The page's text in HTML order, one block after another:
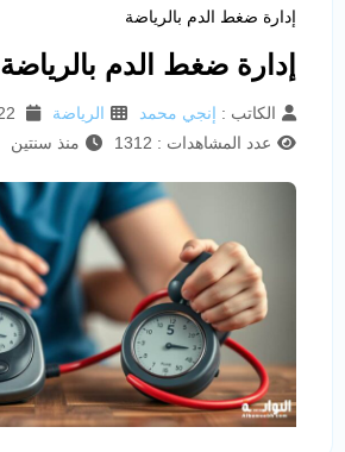
إدارة ضغط الدم بالرياضة
إدارة ضغط الدم بالرياضة
الكاتب : إنجي محمد الرياضة
عدد المشاهدات : 1312
منذ سنتين